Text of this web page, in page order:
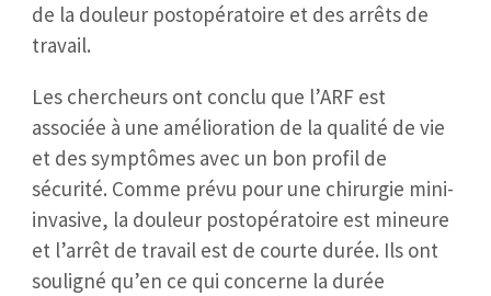
de la douleur postopératoire et des arrêts de
travail.
Les chercheurs ont conclu que l’ARF est
associée à une amélioration de la qualité de vie
et des symptômes avec un bon profil de
sécurité. Comme prévu pour une chirurgie mini-
invasive, la douleur postopératoire est mineure
et l’arrêt de travail est de courte durée. Ils ont
souligné qu’en ce qui concerne la durée